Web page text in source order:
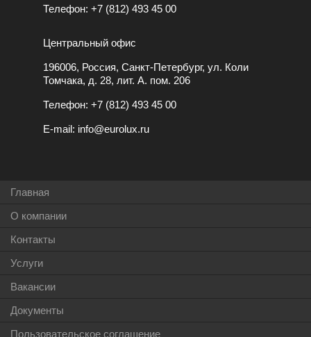
Телефон: +7 (812) 493 45 00
Центральный офис
196006, Россия, Санкт-Петербург, ул. Коли
Томчака, д. 28, лит. А. пом. 206
Телефон: +7 (812) 493 45 00
E-mail: info@eurolux.ru
Главная
О компании
Контакты
Услуги
Вакансии
Документы
Пользовательское соглашение